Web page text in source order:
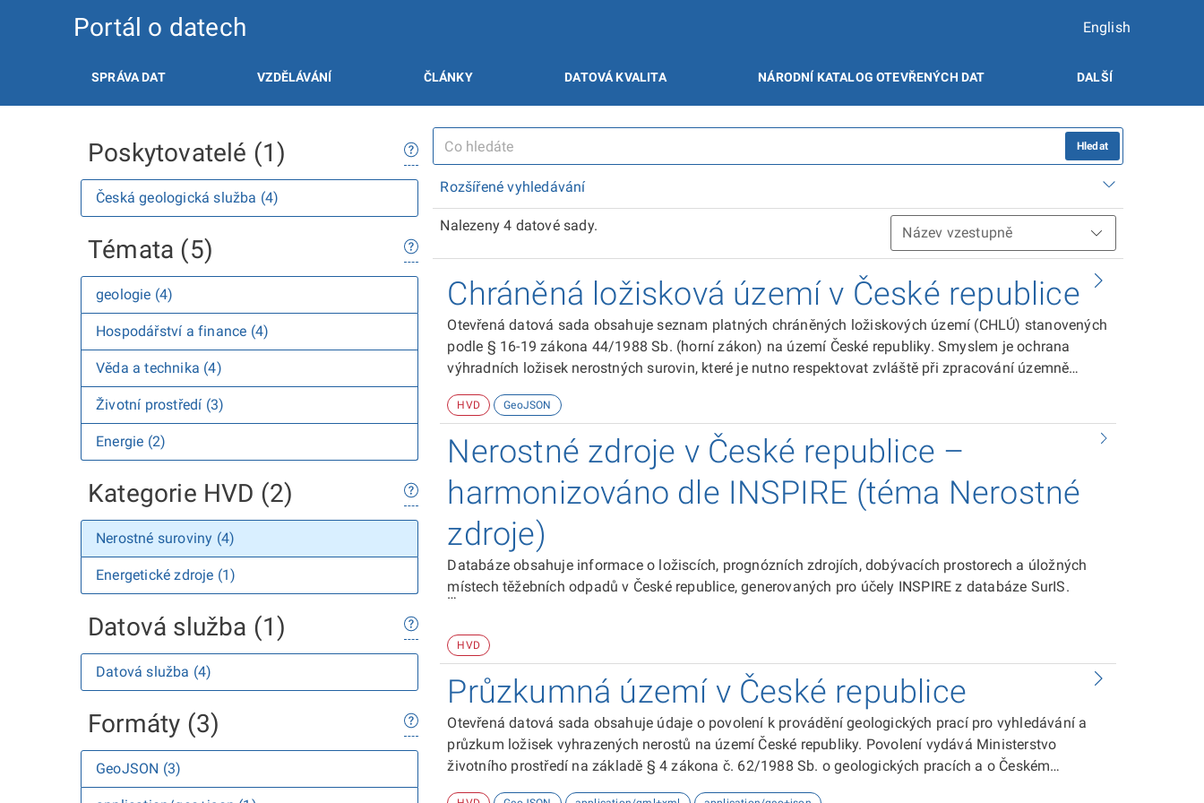
Portál o datech English
SPRÁVA DAT VZDĚLÁVÁNÍ ČLÁNKY DATOVÁ KVALITA NÁRODNÍ KATALOG OTEVŘENÝCH DAT DALŠÍ
Poskytovatelé (1)
Česká geologická služba (4)
Témata (5)
geologie (4)
Hospodářství a finance (4)
Věda a technika (4)
Životní prostředí (3)
Energie (2)
Kategorie HVD (2)
Nerostné suroviny (4)
Energetické zdroje (1)
Datová služba (1)
Datová služba (4)
Formáty (3)
GeoJSON (3)
Hledat
Rozšířené vyhledávání
Nalezeny 4 datové sady.
Chráněná ložisková území v České republice
Otevřená datová sada obsahuje seznam platných chráněných ložiskových území (CHLÚ) stanovených
podle § 16-19 zákona 44/1988 Sb. (horní zákon) na území České republiky. Smyslem je ochrana
výhradních ložisek nerostných surovin, které je nutno respektovat zvláště při zpracování územně
ČGS poskytuje údaje o CHLÚ orgánům veřejné moci a orgánům územního plánování pro zpracování
územně analytických podkladů podle platného stavebního zákona. Dále se tyto údaje používají při
zpracování komplexních informací o území.
HVD GeoJSON
Nerostné zdroje v České republice –
harmonizováno dle INSPIRE (téma Nerostné
zdroje)
Databáze obsahuje informace o ložiscích, prognózních zdrojích, dobývacích prostorech a úložných
místech těžebních odpadů v České republice, generovaných pro účely INSPIRE z databáze SurIS.
Mintell4EU.
HVD
Průzkumná území v České republice
Otevřená datová sada obsahuje údaje o povolení k provádění geologických prací pro vyhledávání a
průzkum ložisek vyhrazených nerostů na území České republiky. Povolení vydává Ministerstvo
životního prostředí na základě § 4 zákona č. 62/1988 Sb. o geologických pracích a o Českém